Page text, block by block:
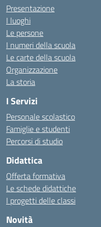
Presentazione
I luoghi
Le persone
I numeri della scuola
Le carte della scuola
Organizzazione
La storia
I Servizi
Personale scolastico
Famiglie e studenti
Percorsi di studio
Didattica
Offerta formativa
Le schede didattiche
I progetti delle classi
Novità